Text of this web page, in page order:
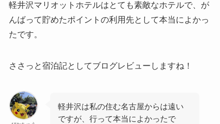
軽井沢マリオットホテルはとても素敵なホテルで、が
んばって貯めたポイントの利用先として本当によかっ
たです。
ささっと宿泊記としてブログレビューしますね！
軽井沢は私の住む名古屋からは遠い
ですが、行って本当によかったで